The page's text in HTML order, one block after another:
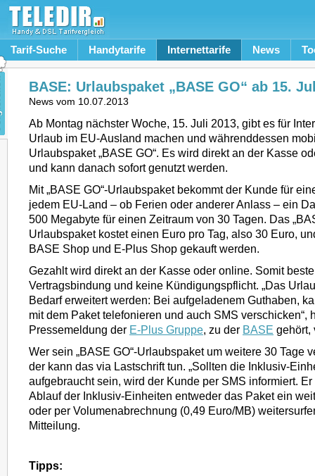
Tarif-Suche Handytarife Internettarife News
BASE: Urlaubspaket „BASE GO“ ab 15.
News vom 10.07.2013
Ab Montag nächster Woche, 15. Juli 2013, gibt es für
Urlaub im EU-Ausland machen und währenddessen
Urlaubspaket „BASE GO“. Es wird direkt an der Kasse
und kann danach sofort genutzt werden.
Mit „BASE GO“-Urlaubspaket bekommt der Kunde für
jedem EU-Land – ob Ferien oder anderer Anlass – ein
500 Megabyte für einen Zeitraum von 30 Tagen. Das
Urlaubspaket kostet einen Euro pro Tag, also 30 Euro,
BASE Shop und E-Plus Shop gekauft werden.
Gezahlt wird direkt an der Kasse oder online. Somit
Vertragsbindung und keine Kündigungspflicht. „Das
Bedarf erweitert werden: Bei aufgeladenem Guthaben,
mit dem Paket telefonieren und auch SMS verschicken“,
Pressemeldung der E-Plus Gruppe, zu der BASE gehört,
Wer sein „BASE GO“-Urlaubspaket um weitere 30 Tage
der kann das via Lastschrift tun. „Sollten die Inklusiv-
aufgebraucht sein, wird der Kunde per SMS informiert.
Ablauf der Inklusiv-Einheiten entweder das Paket ein
oder per Volumenabrechnung (0,49 Euro/MB)
Mitteilung.
Tipps: